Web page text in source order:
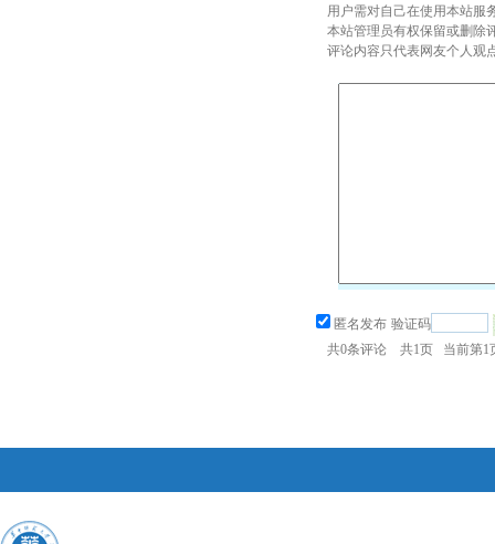
用户需对自己在使用本站服
本站管理员有权保留或删除
评论内容只代表网友个人观
匿名发布 验证码
共0条评论 共1页 当前第1